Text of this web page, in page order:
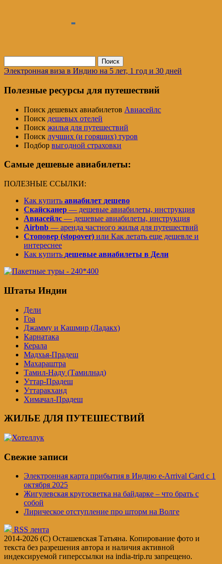
Электронная виза в Индию на 5 лет, 1 год и 30 дней
Полезные ресурсы для путешествий
Поиск дешевых авиабилетов Авиасейлс
Поиск дешевых отелей
Поиск жилья для путешествий
Поиск лучших (и горящих) туров
Подбор выгодной страховки
Самые дешевые авиабилеты:
ПОЛЕЗНЫЕ ССЫЛКИ:
Как купить авиабилет дешево
Скайсканер — дешевые авиабилеты, инструкция
Авиасейлс — дешевые авиабилеты, инструкция
Airbnb — аренда частного жилья для путешествий
Стоповер (stopover) или Как летать еще дешевле и
интереснее
Как купить дешевые авиабилеты в Дели
Штаты Индии
Дели
Гоа
Джамму и Кашмир (Ладакх)
Карнатака
Керала
Мадхья-Прадеш
Махараштра
Тамил-Наду (Тамилнад)
Уттар-Прадеш
Уттаракханд
Химачал-Прадеш
ЖИЛЬЕ ДЛЯ ПУТЕШЕСТВИЙ
Свежие записи
Электронная карта прибытия в Индию e-Arrival Card с 1
октября 2025
Жигулевская кругосветка на байдарке – что брать с
собой
Лирическое отступление про шторм на Волге
RSS лента
2014-2026 (C) Осташевская Татьяна. Копирование фото и
текста без разрешения автора и наличия активной
индексируемой гиперссылки на india-trip.ru запрещено.